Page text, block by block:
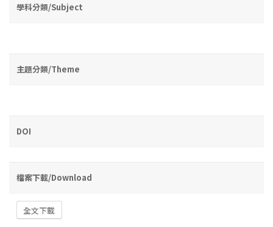
學科分類/Subject
主題分類/Theme
DOI
檔案下載/Download
全文下載